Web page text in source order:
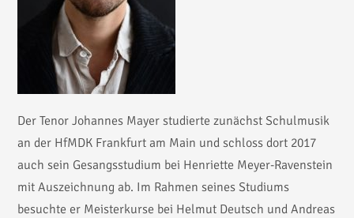
Der Tenor Johannes Mayer studierte zunächst Schulmusik
an der HfMDK Frankfurt am Main und schloss dort 2017
auch sein Gesangsstudium bei Henriette Meyer-Ravenstein
mit Auszeichnung ab. Im Rahmen seines Studiums
besuchte er Meisterkurse bei Helmut Deutsch und Andreas